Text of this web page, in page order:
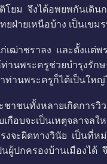
โยม จึงได้อพยพกันเ
ฝ่ายเหนือบ้าง เป็นเ
าชราลง และตั้งแต่พ
านพระครูช่วยบำรุงรั
ท่านพระครูก็ได้เป็นใ
นทั้งหลายเกิดการวิว
กือบจะเป็นเหตุจลาจล
งจะผิดทางวินัย เป็น
ผู้ปกครองบ้านเมืองไ